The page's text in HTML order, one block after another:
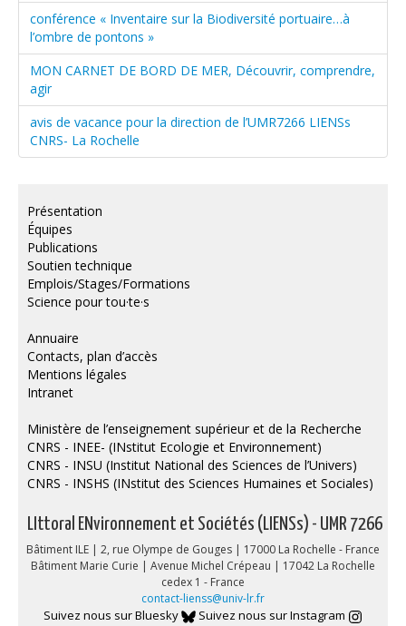
conférence « Inventaire sur la Biodiversité portuaire…à
l’ombre de pontons »
MON CARNET DE BORD DE MER, Découvrir, comprendre,
agir
avis de vacance pour la direction de l’UMR7266 LIENSs
CNRS- La Rochelle
Présentation
Équipes
Publications
Soutien technique
Emplois/Stages/Formations
Science pour tou·te·s
Annuaire
Contacts, plan d’accès
Mentions légales
Intranet
Ministère de l’enseignement supérieur et de la Recherche
CNRS - INEE- (INstitut Ecologie et Environnement)
CNRS - INSU (Institut National des Sciences de l’Univers)
CNRS - INSHS (INstitut des Sciences Humaines et Sociales)
LIttoral ENvironnement et Sociétés (LIENSs) - UMR 7266
Bâtiment ILE | 2, rue Olympe de Gouges | 17000 La Rochelle - France
Bâtiment Marie Curie | Avenue Michel Crépeau | 17042 La Rochelle
cedex 1 - France
contact-lienss@univ-lr.fr
Suivez nous sur Bluesky Suivez nous sur Instagram